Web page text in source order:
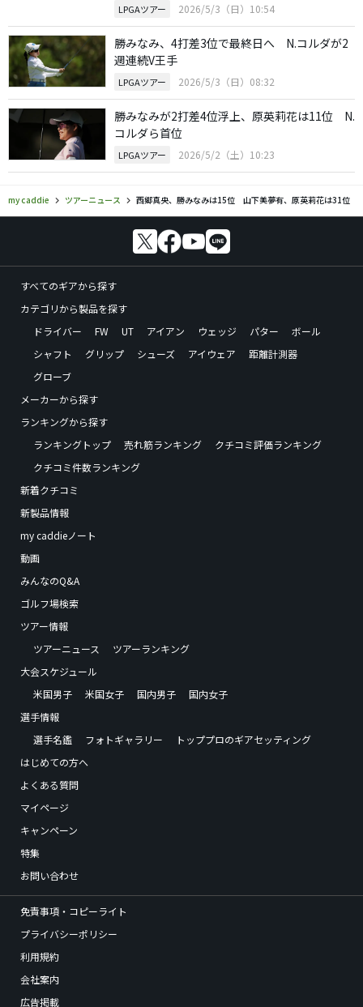
LPGAツアー 2026/5/3（日）10:54
勝みなみ、4打差3位で最終日へ N.コルダが2
週連続V王手
LPGAツアー 2026/5/3（日）08:32
勝みなみが2打差4位浮上、原英莉花は11位 N.
コルダら首位
LPGAツアー 2026/5/2（土）10:23
my caddie ツアーニュース 西郷真央、勝みなみは15位 山下美夢有、原英莉花は31位
すべてのギアから探す
カテゴリから製品を探す
ドライバー
FW UT アイアン ウェッジ パター
ボール
シャフト
グリップ シューズ アイウェア
距離計測器
グローブ
メーカーから探す
ランキングから探す
ランキングトップ
売れ筋ランキング
クチコミ評価ランキング
クチコミ件数ランキング
新着クチコミ
新製品情報
my caddieノート
動画
みんなのQ&A
ゴルフ場検索
ツアー情報
ツアーニュース
ツアーランキング
大会スケジュール
米国男子
米国女子 国内男子
国内女子
選手情報
選手名鑑
フォトギャラリー
トッププロのギアセッティング
はじめての方へ
よくある質問
マイページ
キャンペーン
特集
お問い合わせ
免責事項・コピーライト
プライバシーポリシー
利用規約
会社案内
広告掲載